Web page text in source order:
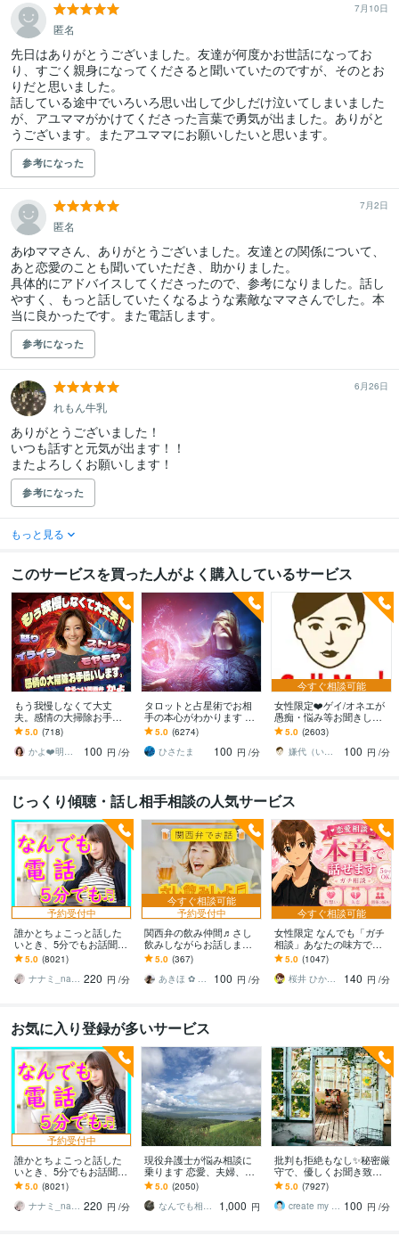
7月10日
匿名
先日はありがとうございました。友達が何度かお世話になってお
り、すごく親身になってくださると聞いていたのですが、そのとお
りだと思いました。
話している途中でいろいろ思い出して少しだけ泣いてしまいました
が、アユママがかけてくださった言葉で勇気が出ました。ありがと
うございます。またアユママにお願いしたいと思います。
参考になった
7月2日
匿名
あゆママさん、ありがとうございました。友達との関係について、
あと恋愛のことも聞いていただき、助かりました。
具体的にアドバイスしてくださったので、参考になりました。話し
やすく、もっと話していたくなるような素敵なママさんでした。本
当に良かったです。また電話します。
参考になった
6月26日
れもん牛乳
ありがとうございました！
いつも話すと元気が出ます！！
またよろしくお願いします！
参考になった
もっと見る
このサービスを買った人がよく購入しているサービス
もう我慢しなくて大丈
夫。感情の大掃除お手伝
いします 怒り/イライラ/モ
ヤモヤ/ストレス/焦り/感情
爆発/本音
5.0 (718)
かよ❤️明日が少し楽しみになる場所
100 円 /分
タロットと占星術でお相
手の本心がわかります 貴
方の宿命と運命を知って
愛と成功を引き寄せませ
んか？
5.0 (6274)
ひさたま
100 円 /分
今すぐ相談可能
女性限定❤️ゲイ/オネエが
愚痴・悩み等お聞きしま
す 女性限定！ゲイ/オネエ
が恋愛/人間関係など何で
も聞くわよ！
5.0 (2603)
嫌代（いやよ）
100 円 /分
じっくり傾聴・話し相手相談の人気サービス
予約受付中
誰かとちょこっと話した
いとき、5分でもお話聞き
ます 疲れた～、でもカウ
ンセリングじゃない、な
んとなく雑談聞いて～
5.0 (8021)
ナナミ_nanami 220 円 /分
今すぐ相談可能
予約受付中
関西弁の飲み仲間♬さし
飲みしながらお話します
何となく話したい✨酔った
時のいい気分のまま⭐︎お話
しましょう
5.0 (367)
あきほ ✿ 元気を届ける関西女子✨
100 円 /分
今すぐ相談可能
女性限定 なんでも「ガチ
相談」あなたの味方で話
ます 男性目線で、あなた
の恋の“答え”を言葉にしま
す。
5.0 (1047)
桜井 ひかる｜経験豊富の恋愛相談室
140 円 /分
お気に入り登録が多いサービス
予約受付中
誰かとちょこっと話した
いとき、5分でもお話聞き
ます 疲れた～、でもカウ
ンセリングじゃない、な
んとなく雑談聞いて～
5.0 (8021)
ナナミ_nanami 220 円 /分
現役弁護士が悩み相談に
乗ります 恋愛、夫婦、学
校、会社、お金，単なる
愚痴など何でもOK！
5.0 (2050)
なんでも相談員
1,000 円
批判も拒絶もなし✨秘密厳
守で、優しくお聞き致し
ます ✨お試し１分から✨
違うかな？と思ったら途
中で切って構いません
5.0 (7927)
create my life 100 円 /分